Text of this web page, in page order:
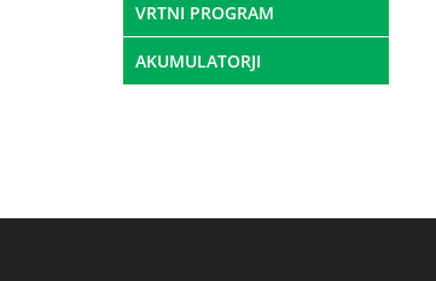
VRTNI PROGRAM
AKUMULATORJI